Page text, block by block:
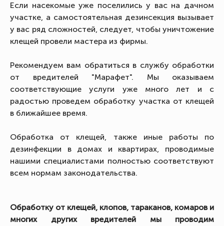
Если насекомые уже поселились у вас на дачном
участке, а самостоятельная дезинсекция вызывает
у вас ряд сложностей, следует, чтобы уничтожение
клещей провели мастера из фирмы.
Рекомендуем вам обратиться в службу обработки
от вредителей "Марафет". Мы оказываем
соответствующие услуги уже много лет и с
радостью проведем обработку участка от клещей
в ближайшее время.
Обработка от клещей, также иные работы по
дезинфекции в домах и квартирах, проводимые
нашими специалистами полностью соответствуют
всем нормам законодательства.
Обработку от клещей, клопов, тараканов, комаров и
многих других вредителей мы проводим